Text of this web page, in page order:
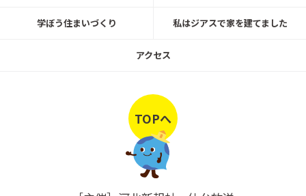
20260401～0630
催！ トヨタホーム展示場＆分譲建
トヨタホーム
20260501～0531
【WEB予約制】ファーストクラスリビ
ング街かど展示棟完成見学会5/1～5/3
学ぼう住まいづくり 私はジアスで家を建てました
アクセス
TOPへ